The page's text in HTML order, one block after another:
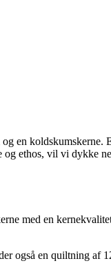
en
ethos, vil vi dykke
med en
også en quiltning af